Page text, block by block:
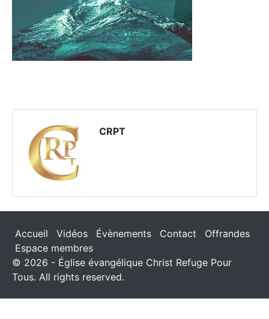
CRPT
Accueil Vidéos Évènements Contact
Offrandes
Espace membres
© 2026 - Église évangélique Christ Refuge Pour
Tous. All rights reserved.